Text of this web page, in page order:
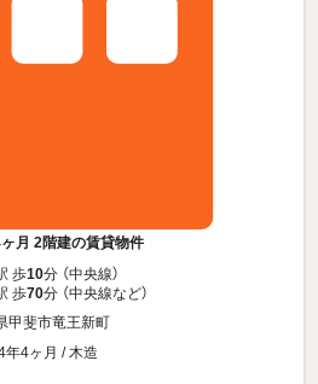
月 2階建の賃貸物件
歩10分 （中央線）
歩70分 （中央線など）
甲斐市竜王新町
年4ヶ月 / 木造